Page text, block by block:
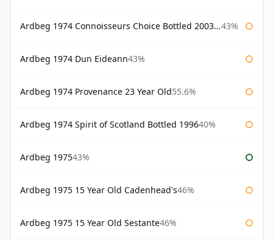
Ardbeg 1974 Connoisseurs Choice Bottled 2003 Gordon & Macphail 43%
Ardbeg 1974 Dun Eideann43%
Ardbeg 1974 Provenance 23 Year Old55.6%
Ardbeg 1974 Spirit of Scotland Bottled 199640%
Ardbeg 197543%
Ardbeg 1975 15 Year Old Cadenhead's46%
Ardbeg 1975 15 Year Old Sestante46%